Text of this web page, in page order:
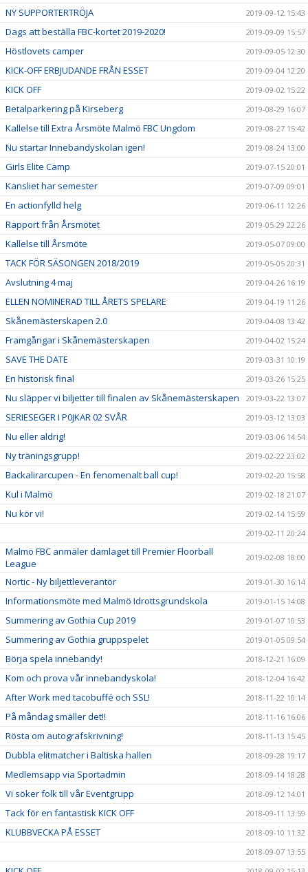
NY SUPPORTERTRÖJA 2019-09-12 15:43
Dags att beställa FBC-kortet 2019-2020! 2019-09-09 15:57
Höstlovets camper 2019-09-05 12:30
KICK-OFF ERBJUDANDE FRÅN ESSET 2019-09-04 12:20
KICK OFF 2019-09-02 15:22
Betalparkering på Kirseberg 2019-08-29 16:07
Kallelse till Extra Årsmöte Malmö FBC Ungdom 2019-08-27 15:42
Nu startar Innebandyskolan igen! 2019-08-24 13:00
Girls Elite Camp 2019-07-15 20:01
Kansliet har semester 2019-07-09 09:01
En actionfylld helg 2019-06-11 12:26
Rapport från Årsmötet 2019-05-29 22:26
Kallelse till Årsmöte 2019-05-07 09:00
TACK FÖR SÄSONGEN 2018/2019 2019-05-05 20:31
Avslutning 4 maj 2019-04-26 16:19
ELLEN NOMINERAD TILL ÅRETS SPELARE 2019-04-19 11:26
Skånemästerskapen 2.0 2019-04-08 13:42
Framgångar i Skånemästerskapen 2019-04-02 15:24
SAVE THE DATE 2019-03-31 10:19
En historisk final 2019-03-26 15:25
Nu släpper vi biljetter till finalen av Skånemästerskapen 2019-03-22 13:07
SERIESEGER I P0JKAR 02 SVÅR 2019-03-12 13:03
Nu eller aldrig! 2019-03-06 14:54
Ny träningsgrupp! 2019-02-22 23:02
Backalirarcupen - En fenomenalt ball cup! 2019-02-20 15:58
Kul i Malmö 2019-02-18 21:07
Nu kör vi!
2019-02-14 15:59
2019-02-11 20:24
Malmö FBC anmäler damlaget till Premier Floorball
League
2019-02-08 18:00
Nortic - Ny biljettleverantör 2019-01-30 16:14
Informationsmöte med Malmö Idrottsgrundskola 2019-01-15 14:08
Summering av Gothia Cup 2019 2019-01-07 10:53
Summering av Gothia gruppspelet 2019-01-05 09:54
Börja spela innebandy! 2018-12-21 16:09
Kom och prova vår innebandyskola! 2018-12-04 16:42
After Work med tacobuffé och SSL! 2018-11-22 10:14
På måndag smäller det!! 2018-11-16 16:06
Rösta om autografskrivning! 2018-11-13 15:45
Dubbla elitmatcher i Baltiska hallen 2018-09-28 19:17
Medlemsapp via Sportadmin 2018-09-14 18:28
Vi söker folk till vår Eventgrupp 2018-09-12 14:01
Tack för en fantastisk KICK OFF 2018-09-11 13:59
KLUBBVECKA PÅ ESSET
2018-09-10 11:32
2018-09-07 13:55